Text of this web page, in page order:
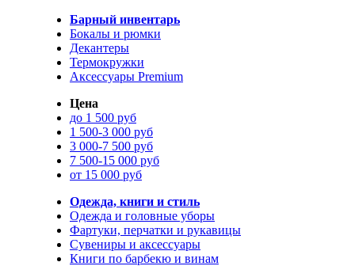
Барный инвентарь
Бокалы и рюмки
Декантеры
Термокружки
Аксессуары Premium
Цена
до 1 500 руб
1 500-3 000 руб
3 000-7 500 руб
7 500-15 000 руб
от 15 000 руб
Одежда, книги и стиль
Одежда и головные уборы
Фартуки, перчатки и рукавицы
Сувениры и аксессуары
Книги по барбекю и винам